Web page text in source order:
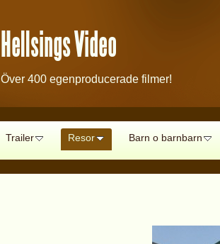
Hellsings Video
Över 400 egenproducerade filmer!
Trailer Resor Barn o barnbarn